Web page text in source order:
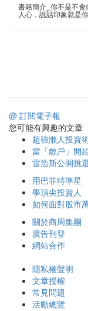
書籍簡介_你不是不
人心，說話印象就是
@ 訂閱電子報
您可能有興趣的文章
超強懶人投資
當「散戶」開
雷浩斯公開挑
用巴菲特準
學頂尖投資人
如何面對股市
關於商周集團
廣告刊登
網站合作
隱私權聲明
文章授權
常見問題
活動總覽